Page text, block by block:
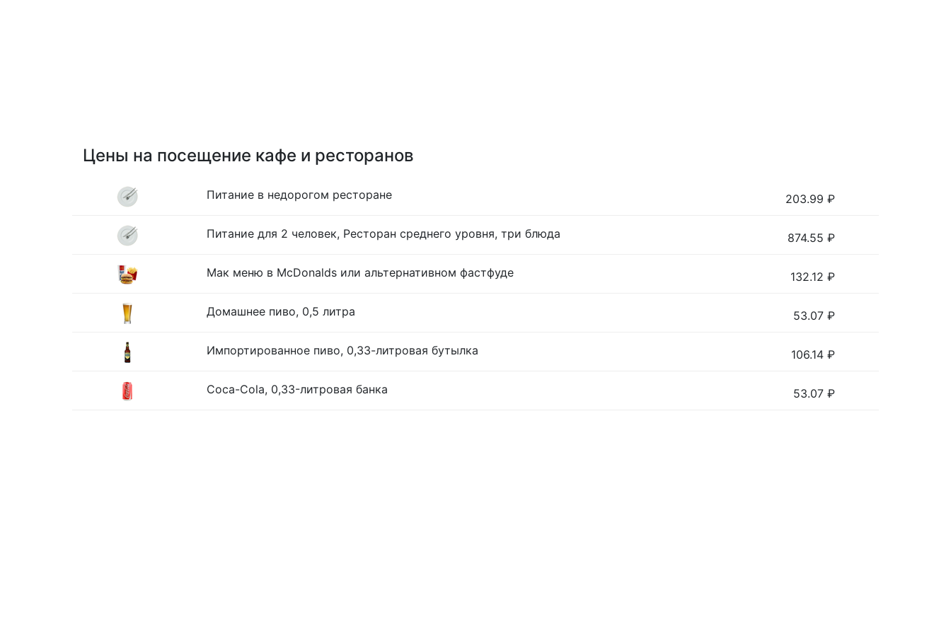
Цены на посещение кафе и ресторанов
Питание в недорогом ресторане 203.99 ₽
Питание для 2 человек, Ресторан среднего уровня, три блюда 874.55 ₽
Мак меню в McDonalds или альтернативном фастфуде 132.12 ₽
Домашнее пиво, 0,5 литра 53.07 ₽
Импортированное пиво, 0,33-литровая бутылка 106.14 ₽
Coca-Cola, 0,33-литровая банка 53.07 ₽